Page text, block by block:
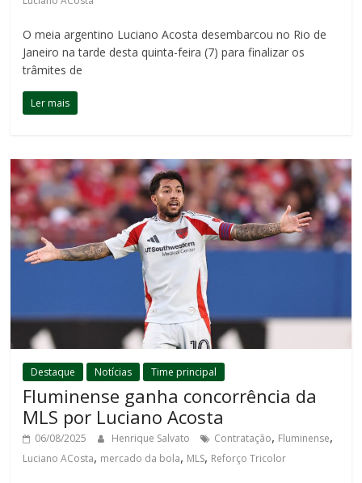
O meia argentino Luciano Acosta desembarcou no Rio de
Janeiro na tarde desta quinta-feira (7) para finalizar os
trâmites de
Ler mais
Destaque Notícias Time principal
Fluminense ganha concorrência da
MLS por Luciano Acosta
06/08/2025 Henrique Salvato Contratação, Fluminense,
Luciano ACosta, mercado da bola, MLS, Reforço Tricolor